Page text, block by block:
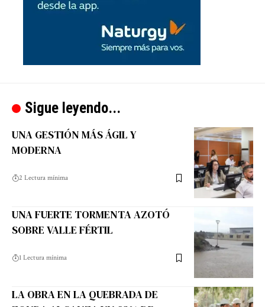
Sigue leyendo...
UNA GESTIÓN MÁS ÁGIL Y
MODERNA
2 Lectura mínima
UNA FUERTE TORMENTA AZOTÓ
SOBRE VALLE FÉRTIL
1 Lectura mínima
LA OBRA EN LA QUEBRADA DE